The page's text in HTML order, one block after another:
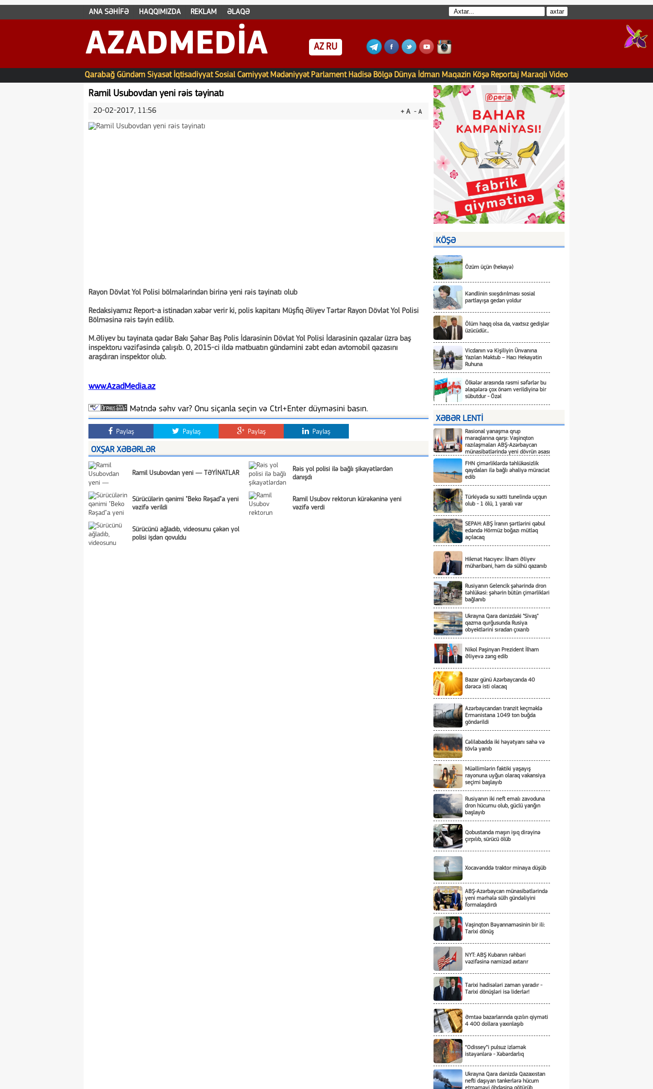
ANA SƏHİFƏ HAQQIMIZDA REKLAM ƏLAQƏ
AZADMEDIA AZ RU
Qarabağ Gündəm Siyasət İqtisadiyyat Sosial Cəmiyyət Mədəniyyət Parlament Hadisə Bölgə Dünya İdman Maqazin Köşə Reportaj Maraqlı Video
Ramil Usubovdan yeni rəis təyinatı
+ A - A
20-02-2017, 11:56
Rayon Dövlət Yol Polisi bölmələrindən birinə yeni rəis təyinatı olub
Redaksiyamız Report-a istinadən xəbər verir ki, polis kapitanı Müşfiq Əliyev Tərtər Rayon Dövlət Yol Polisi
Bölməsinə rəis təyin edilib.
M.Əliyev bu təyinata qədər Bakı Şəhər Baş Polis İdarəsinin Dövlət Yol Polisi İdarəsinin qəzalar üzrə baş
inspektoru vəzifəsində çalışıb. O, 2015-ci ildə mətbuatın gündəmini zəbt edən avtomobil qəzasını
araşdıran inspektor olub.
www.AzadMedia.az
Mətndə səhv var? Onu siçanla seçin və Ctrl+Enter düyməsini basın.
Paylaş Paylaş Paylaş Paylaş
OXŞAR XƏBƏRLƏR
Ramil Usubovdan yeni — TƏYİNATLAR
Rəis yol polisi ilə bağlı şikayətlərdən
danışdı
Sürücülərin qənimi "Beko Rəşad"a yeni
vəzifə verildi
Ramil Usubov rektorun kürəkəninə yeni
vəzifə verdi
Sürücünü ağladıb, videosunu çəkən yol
polisi işdən qovuldu
KÖŞƏ
Özüm üçün (hekayə)
Kəndlinin sıxışdırılması sosial
partlayışa gedən yoldur
Ölüm haqq olsa da, vaxtsız gedişlər
üzücüdür...
Vicdanın və Kişiliyin Ünvanına
Yazılan Məktub – Hacı Hekayətin
Ruhuna
Ölkələr arasında rəsmi səfərlər bu
əlaqələrə çox önəm verildiyinə bir
sübutdur - Özəl
XƏBƏR LENTİ
Rasional yanaşma qrup
maraqlarına qarşı: Vaşinqton
razılaşmaları ABŞ-Azərbaycan
münasibətlərində yeni dövrün əsası
FHN çimərliklərdə təhlükəsizlik
qaydaları ilə bağlı əhaliyə müraciət
edib
Türkiyədə su xətti tunelində uçqun
olub - 1 ölü, 1 yaralı var
SEPAH: ABŞ İranın şərtlərini qəbul
edəndə Hörmüz boğazı mütləq
açılacaq
Hikmət Hacıyev: İlham Əliyev
müharibəni, həm də sülhü qazanıb
Rusiyanın Gelencik şəhərində dron
təhlükəsi: şəhərin bütün çimərlikləri
bağlanıb
Ukrayna Qara dənizdəki "Sivaş"
qazma qurğusunda Rusiya
obyektlərini sıradan çıxarıb
Nikol Paşinyan Prezident İlham
Əliyevə zəng edib
Bazar günü Azərbaycanda 40
dərəcə isti olacaq
Azərbaycandan tranzit keçməklə
Ermənistana 1049 ton buğda
göndərildi
Cəlilabadda iki həyətyanı sahə və
tövlə yanıb
Müəllimlərin faktiki yaşayış
rayonuna uyğun olaraq vakansiya
seçimi başlayıb
Rusiyanın iki neft emalı zavoduna
dron hücumu olub, güclü yanğın
başlayıb
Qobustanda maşın işıq dirəyinə
çırpılıb, sürücü ölüb
Xocavənddə traktor minaya düşüb
ABŞ-Azərbaycan münasibətlərində
yeni mərhələ sülh gündəliyini
formalaşdırdı
Vaşinqton Bəyannaməsinin bir ili:
Tarixi dönüş
NYT: ABŞ Kubanın rəhbəri
vəzifəsinə namizəd axtarır
Tarixi hadisələri zaman yaradır -
Tarixi dönüşləri isə liderlər!
Əmtəə bazarlarında qızılın qiyməti
4 400 dollara yaxınlaşıb
“Odissey”i pulsuz izləmək
istəyənlərə - Xəbərdarlıq
Ukrayna Qara dənizdə Qazaxıstan
nefti daşıyan tankerlərə hücum